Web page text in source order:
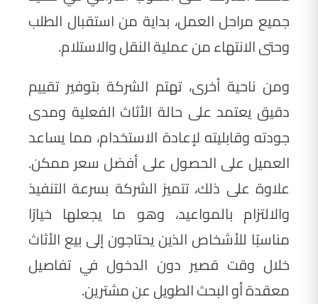
جميع مراحل العمل، بداية من استقبال الطلب
وحتى الانتهاء من عملية النقل والاستلام.
ومن ناحية أخرى، تهتم الشركة بتوفير تقييم
دقيق يعتمد على حالة الأثاث الفعلية ومدى
جودته وقابليته لإعادة الاستخدام، مما يساعد
العميل على الحصول على أفضل سعر ممكن.
علاوة على ذلك، تتميز الشركة بسرعة التنفيذ
والالتزام بالمواعيد، وهو ما يجعلها خيارًا
مناسبًا للأشخاص الذين يحتاجون إلى بيع الأثاث
خلال وقت قصير دون الدخول في تفاصيل
معقدة أو البحث الطويل عن مشترين.